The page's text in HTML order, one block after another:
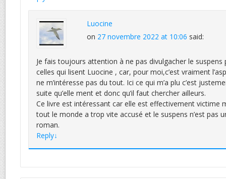
Luocine
on 27 novembre 2022 at 10:06 said:
Je fais toujours attention à ne pas divulgacher le suspens
celles qui lisent Luocine , car, pour moi,c’est vraiment
ne m’intéresse pas du tout. Ici ce qui m’a plu c’est
suite qu’elle ment et donc qu’il faut chercher ailleurs.
Ce livre est intéressant car elle est effectivement victime
tout le monde a trop vite accusé et le suspens n’est pas
roman.
Reply↓